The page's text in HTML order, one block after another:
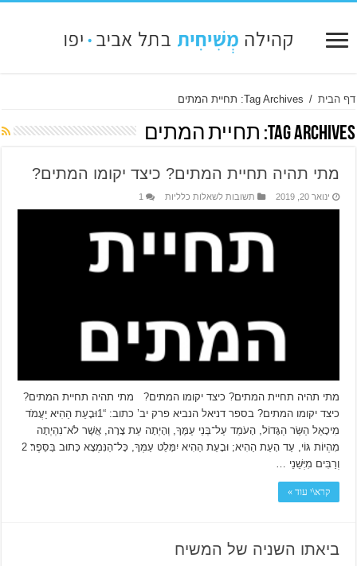
דף הבית / Tag Archives: תחיית המתים
Tag Archives: תחיית המתים
מתי תהיה תחיית המתים? כיצד יקומו המתים?
ינואר 20, 2019 תשובות לשאלות כלליות 1
מתי תהיה תחיית המתים? כיצד יקומו המתים? מתי תהיה תחיית המתים?
כיצד יקומו המתים? בספר דניאל הנביא פרק יב’ כתוב: “1וּבָעֵת הַהִיא יַעֲמֹד
מִיכָאֵל הַשַּׂר הַגָּדוֹל, הָעֹמֵד עַל־בְּנֵי עַמֶּךָ, וְהָיְתָה עֵת צָרָה, אֲשֶׁר לֹא־נִהְיְתָה
מִהְיוֹת גּוֹי, עַד הָעֵת הַהִיא; וּבָעֵת הַהִיא יִמָּלֵט עַמְּךָ, כָּל־הַנִּמְצָא כָּתוּב בַּסֵּפֶר׃ 2
וְרַבִּים מִיְּשֵׁנֵי …
קרא\י עוד »
ביאתו השניה של המשיח